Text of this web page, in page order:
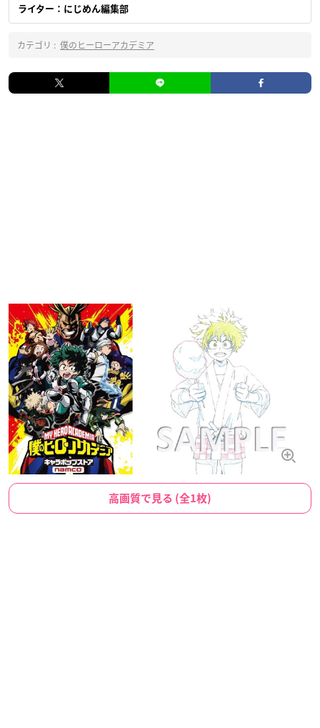
ライター：にじめん編集部
カテゴリ : 僕のヒーローアカデミア
高画質で見る (全1枚)